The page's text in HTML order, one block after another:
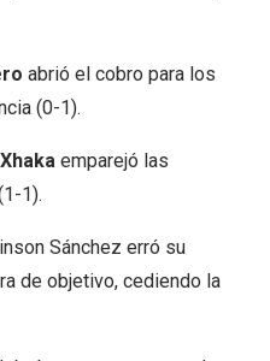
abrió el cobro para los
(0-1).
emparejó las
1).
Sánchez erró su
de objetivo, cediendo la